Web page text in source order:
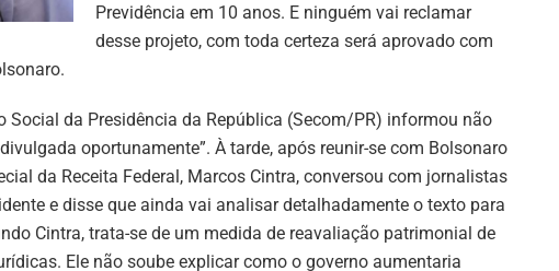
Previdência em 10 anos. E ninguém vai reclamar
desse projeto, com toda certeza será aprovado com
Social da Presidência da República (Secom/PR) informou não
oportunamente”. À tarde, após reunir-se com Bolsonaro
da Receita Federal, Marcos Cintra, conversou com jornalistas
e disse que ainda vai analisar detalhadamente o texto para
Cintra, trata-se de um medida de reavaliação patrimonial de
Ele não soube explicar como o governo aumentaria